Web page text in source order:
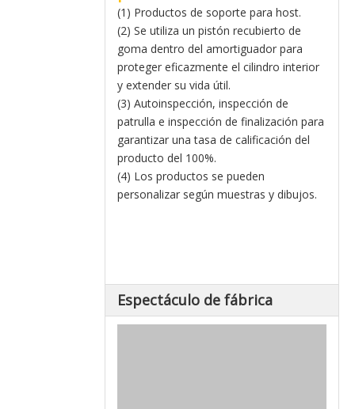
(1) Productos de soporte para host.
(2) Se utiliza un pistón recubierto de
goma dentro del amortiguador para
proteger eficazmente el cilindro interior
y extender su vida útil.
(3) Autoinspección, inspección de
patrulla e inspección de finalización para
garantizar una tasa de calificación del
producto del 100%.
(4) Los productos se pueden
personalizar según muestras y dibujos.
Espectáculo de fábrica